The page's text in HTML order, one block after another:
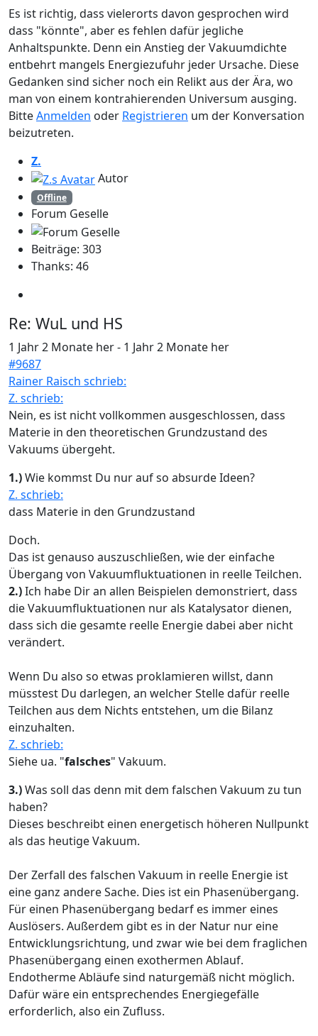
Es ist richtig, dass vielerorts davon gesprochen wird
dass "könnte", aber es fehlen dafür jegliche
Anhaltspunkte. Denn ein Anstieg der Vakuumdichte
entbehrt mangels Energiezufuhr jeder Ursache. Diese
Gedanken sind sicher noch ein Relikt aus der Ära, wo
man von einem kontrahierenden Universum ausging.
BitteAnmelden oder Registrieren um der Konversation
beizutreten.
Z.
Autor
Offline
Forum Geselle
Beiträge: 303
Thanks: 46
Re: WuL und HS
1 Jahr 2 Monate her- 1 Jahr 2 Monate her
#9687
Rainer Raisch schrieb:
Z. schrieb:
Nein, es ist nicht vollkommen ausgeschlossen, dass
Materie in den theoretischen Grundzustand des
Vakuums übergeht.
1.)Wie kommst Du nur auf so absurde Ideen?
Z. schrieb:
dass Materie in den Grundzustand
Doch.
Das ist genauso auszuschließen, wie der einfache
Übergang von Vakuumfluktuationen in reelle Teilchen.
2.)Ich habe Dir an allen Beispielen demonstriert, dass
die Vakuumfluktuationen nur als Katalysator dienen,
dass sich die gesamte reelle Energie dabei aber nicht
verändert.
Wenn Du also so etwas proklamieren willst, dann
müsstest Du darlegen, an welcher Stelle dafür reelle
Teilchen aus dem Nichts entstehen, um die Bilanz
einzuhalten.
Z. schrieb:
Siehe ua. "falsches" Vakuum.
3.)Was soll das denn mit dem falschen Vakuum zu tun
haben?
Dieses beschreibt einen energetisch höheren Nullpunkt
als das heutige Vakuum.
Der Zerfall des falschen Vakuum in reelle Energie ist
eine ganz andere Sache. Dies ist ein Phasenübergang.
Für einen Phasenübergang bedarf es immer eines
Auslösers. Außerdem gibt es in der Natur nur eine
Entwicklungsrichtung, und zwar wie bei dem fraglichen
Phasenübergang einen exothermen Ablauf.
Endotherme Abläufe sind naturgemäß nicht möglich.
Dafür wäre ein entsprechendes Energiegefälle
erforderlich, also ein Zufluss.